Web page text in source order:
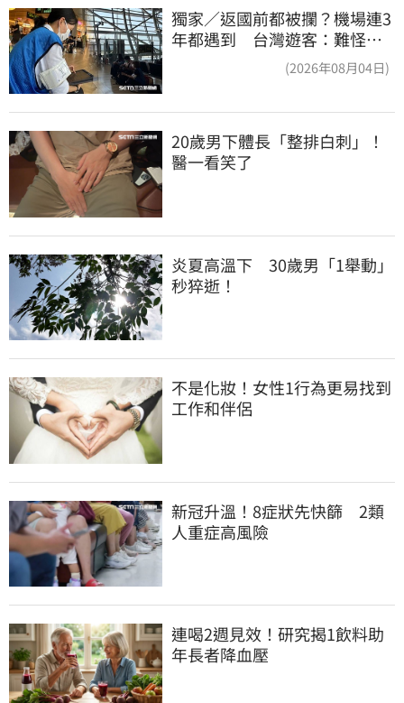
獨家／返國前都被攔？機場連3
年都遇到 台灣遊客：難怪日
(2026年08月04日)
20歲男下體長「整排白刺」！
醫一看笑了
炎夏高溫下　30歲男「1舉動」
秒猝逝！
不是化妝！女性1行為更易找到
工作和伴侶
新冠升溫！8症狀先快篩　2類
人重症高風險
連喝2週見效！研究揭1飲料助
年長者降血壓